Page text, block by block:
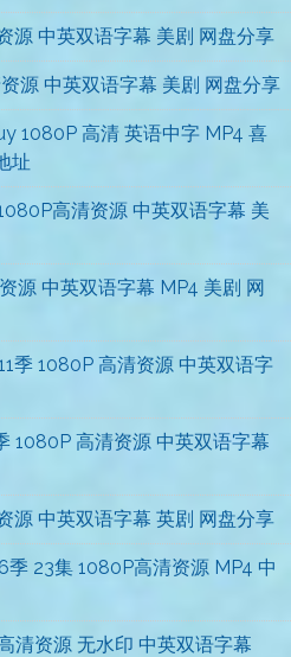
源 中英双语字幕 美剧 网盘分享
源 中英双语字幕 美剧 网盘分享
1080P 高清 英语中字 MP4 喜
址
高清资源 中英双语字幕 美
源 中英双语字幕 MP4 美剧 网
季 1080P 高清资源 中英双语字
1080P 高清资源 中英双语字幕
源 中英双语字幕 英剧 网盘分享
23集 1080P高清资源 MP4 中
清资源 无水印 中英双语字幕